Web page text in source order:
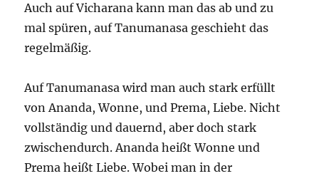
Auch auf Vicharana kann man das ab und zu
mal spüren, auf Tanumanasa geschieht das
regelmäßig.
Auf Tanumanasa wird man auch stark erfüllt
von Ananda, Wonne, und Prema, Liebe. Nicht
vollständig und dauernd, aber doch stark
zwischendurch. Ananda heißt Wonne und
Prema heißt Liebe. Wobei man in der